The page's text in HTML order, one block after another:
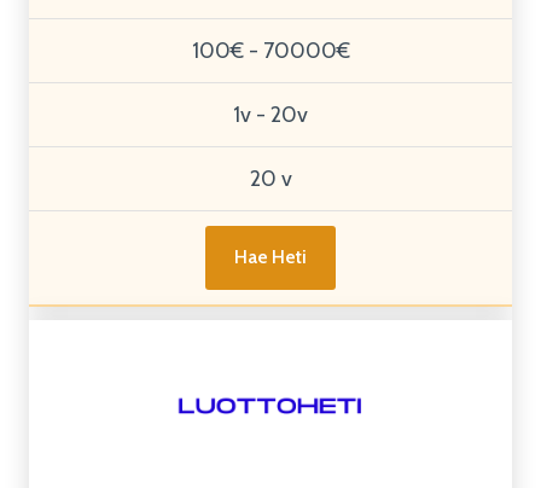
100€ - 70000€
1v - 20v
20 v
Hae Heti